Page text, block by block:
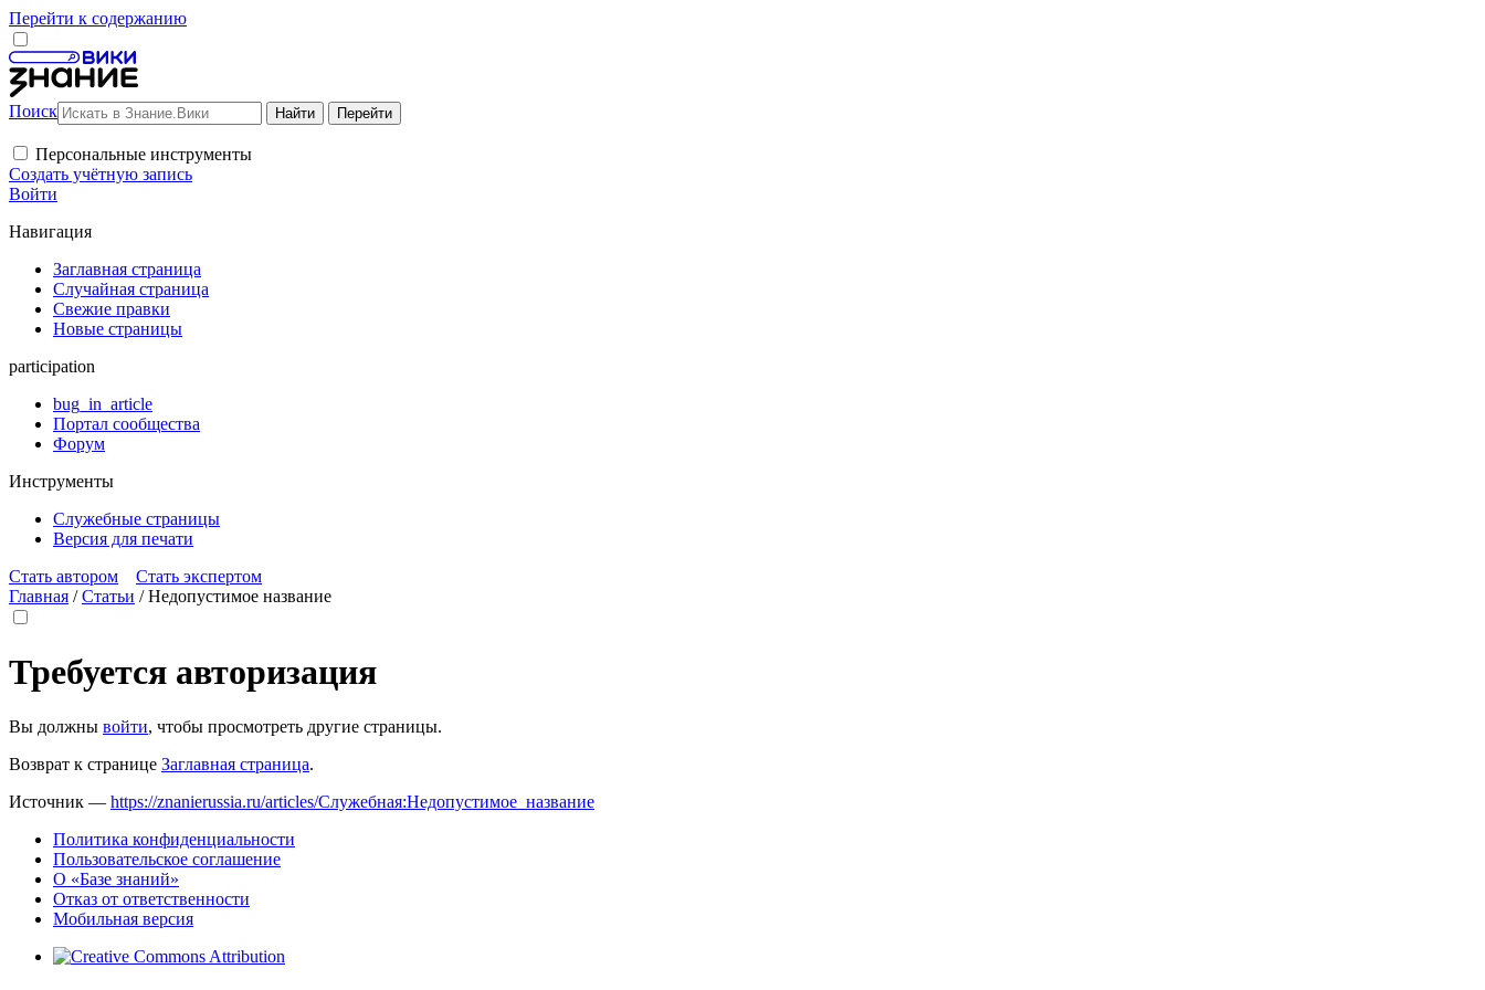
Перейти к содержанию
Поиск
Персональные инструменты
Создать учётную запись
Войти
Навигация
Заглавная страница
Случайная страница
Свежие правки
Новые страницы
participation
bug_in_article
Портал сообщества
Форум
Инструменты
Служебные страницы
Версия для печати
Стать автором
Стать экспертом
Главная /Статьи /Недопустимое название
Требуется авторизация
Вы должны войти, чтобы просмотреть другие страницы.
Возврат к странице Заглавная страница.
Источник — https://znanierussia.ru/articles/Служебная:Недопустимое_название
Политика конфиденциальности
Пользовательское соглашение
О «Базе знаний»
Отказ от ответственности
Мобильная версия